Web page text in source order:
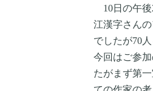
10日の午後
江漢字さん
でしたが70
今回はご参
たがまず第